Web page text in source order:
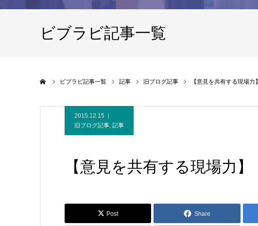
ビブラビ記事一覧
ビブラビ記事一覧 記事 旧ブログ記事 【意見を共有する現場力】
2015.12.15
旧ブログ記事, 記事
【意見を共有する現場力】
Post Share